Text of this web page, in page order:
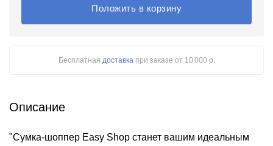
Положить в корзину
Бесплатная доставкапри заказе от 10 000 р.
Описание
"Сумка-шоппер Easy Shop станет вашим идеальным